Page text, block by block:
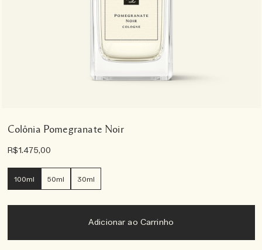
Colônia Pomegranate Noir
R$1.475,00
100ml 50ml 30ml
Adicionar ao Carrinho